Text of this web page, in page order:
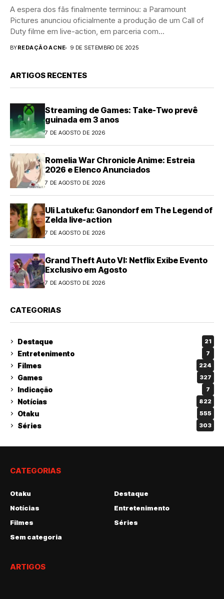
A espera dos fãs finalmente terminou: a Paramount
Pictures anunciou oficialmente a produção de um Call of
Duty filme em live-action, em parceria com...
BYREDAÇÃO ACNE 9 DE SETEMBRO DE 2025
ARTIGOS RECENTES
Streaming de Games: Take-Two prevê
guinada em 3 anos
7 DE AGOSTO DE 2026
Romelia War Chronicle Anime: Estreia
2026 e Elenco Anunciados
7 DE AGOSTO DE 2026
Uli Latukefu: Ganondorf em The Legend of
Zelda live-action
7 DE AGOSTO DE 2026
Grand Theft Auto VI: Netflix Exibe Evento
Exclusivo em Agosto
7 DE AGOSTO DE 2026
CATEGORIAS
Destaque 21
Entretenimento 7
Filmes 224
Games 327
Indicação 7
Notícias 822
Otaku 555
Séries 303
CATEGORIAS
Otaku
Destaque
Notícias
Entretenimento
Filmes
Séries
Sem categoria
ARTIGOS